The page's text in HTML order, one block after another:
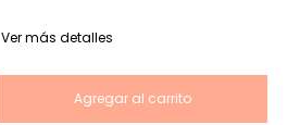
Ver más detalles